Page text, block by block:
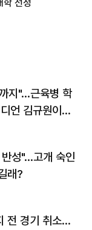
선정
지"…근육병 학
언 김규원이었
성"…고개 숙인
래?
전 경기 취소…